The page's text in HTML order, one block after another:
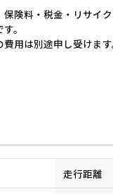
険料・税金・リサイ
。
用は別途申し受けます
走行距離